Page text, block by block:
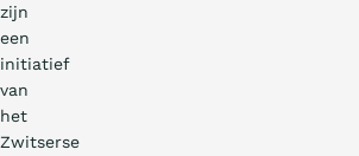
zijn
een
initiatief
van
het
Zwitserse